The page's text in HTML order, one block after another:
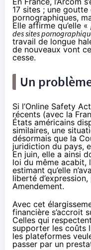
17 sites ; une goutte
pornographiques,
Elle affirme qu’elle «
des sites
travail de longue
de nouveaux vont
cesse.
Un
Si l’Online Safety
récents (avec la
États américains
similaires, une
désormais que la
juridiction du pays,
En juin, elle a ainsi
loi du même acabit,
estimant qu’elle
liberté
Amendement.
Avec cet
financière s’accroit
Celles qui
supporter les coûts
les plateformes
passer par un